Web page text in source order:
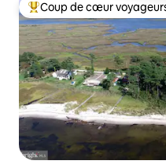
Coups de cœur voyageurs
Coup de cœur